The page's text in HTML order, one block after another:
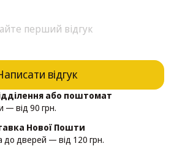
перший відгук
відгук
або поштомат
— від 90 грн.
Нової Пошти
до дверей — від 120 грн.